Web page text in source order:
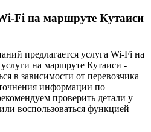
Fi на маршруте Кутаиси
предлагается услуга Wi-Fi на
на маршруте Кутаиси -
в зависимости от перевозчика
информации по
проверить детали у
воспользоваться функцией